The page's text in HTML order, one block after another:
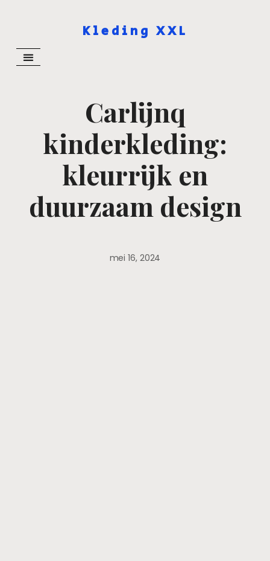
Kleding XXL
Carlijnq
kinderkleding:
kleurrijk en
duurzaam design
mei 16, 2024